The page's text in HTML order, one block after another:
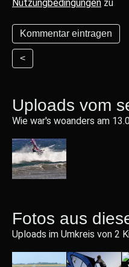
Nutzungbedingungen zu
<
Uploads vom
Wie war's woanders am
Fotos aus
Uploads im Umkreis von 2